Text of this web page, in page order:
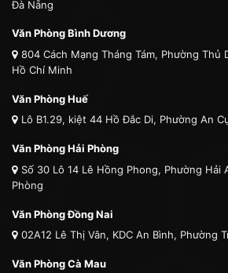
Đà Nẵng
Văn Phòng Bình Dương
804 Cách Mạng Tháng Tám, Phường Thủ
Hồ Chí Minh
Văn Phòng Huế
Lô B1.29, kiệt 44 Hồ Đắc Di, Phường An
Văn Phòng Hải Phòng
Số 30 Lô 14 Lê Hồng Phong, Phường Hải
Phòng
Văn Phòng Đồng Nai
02A12 Lê Thị Vân, KDC An Bình, Phường
Văn Phòng Cà Mau